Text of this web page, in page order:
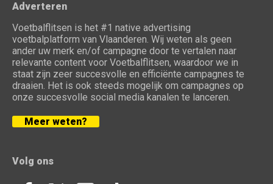
Adverteren
Voetbalflitsen is het #1 native advertising
voetbalplatform van Vlaanderen. Wij weten als geen
ander uw merk en/of campagne door te vertalen naar
relevante content voor Voetbalflitsen, waardoor we in
staat zijn zeer succesvolle en efficiënte campagnes te
draaien. Het is ook steeds mogelijk om campagnes op
onze succesvolle social media kanalen te lanceren.
Meer weten?
Volg ons